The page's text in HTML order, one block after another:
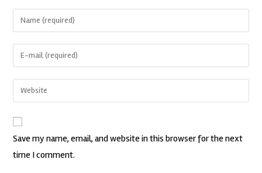
Save my name, email, and website in this browser for the next
time I comment.